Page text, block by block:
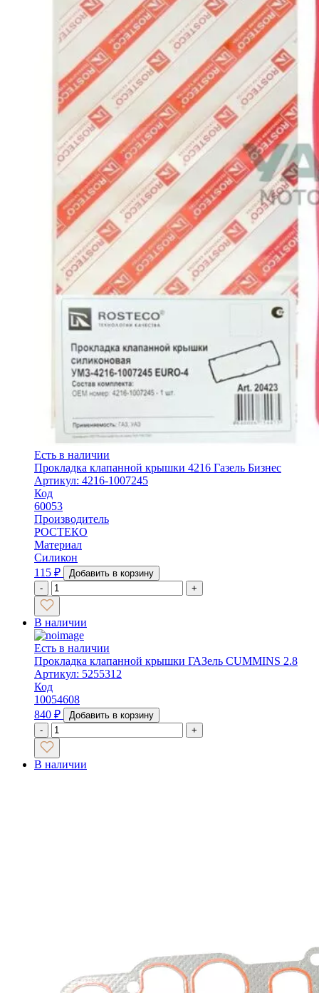
Есть в наличии
Прокладка клапанной крышки 4216 Газель Бизнес
Артикул: 4216-1007245
Код
60053
Производитель
РОСТЕКО
Материал
Силикон
115 ₽
Добавить в корзину
-
+
В наличии
Есть в наличии
Прокладка клапанной крышки ГАЗель CUMMINS 2.8
Артикул: 5255312
Код
10054608
840 ₽
Добавить в корзину
-
+
В наличии